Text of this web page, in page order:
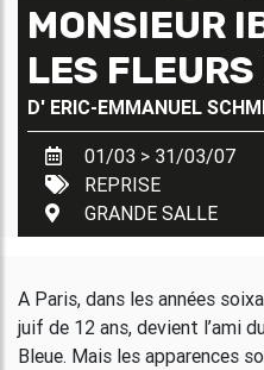
MONSIEUR
LES
D' ERIC-EMMANUEL
01/03 > 31/03/07
REPRISE
GRANDE SALLE
A Paris, dans les années
juif de 12 ans, devient l’ami
Bleue. Mais les apparences